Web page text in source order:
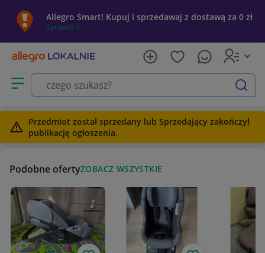
Allegro Smart! Kupuj i sprzedawaj z dostawą za 0 zł
Sprawdź »
Otwórz menu z kategoriami
szukaj
Przedmiot został sprzedany lub Sprzedający zakończył
publikację ogłoszenia.
Podobne ofertyZOBACZ WSZYSTKIE